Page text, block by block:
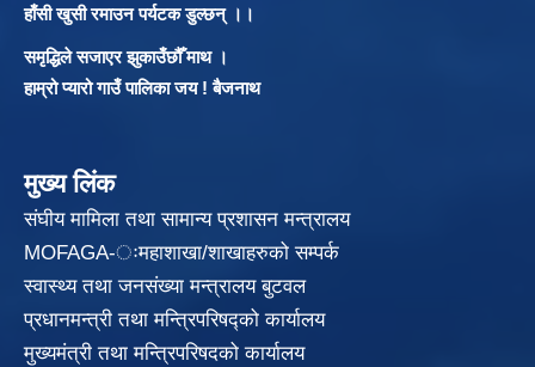
हाँसी खुसी रमाउन पर्यटक डुल्छन् ।।
समृद्धिले सजाएर झुकाउँछौँ माथ ।
हाम्रो प्यारो गाउँ पालिका जय ! बैजनाथ
मुख्य लिंक
संघीय मामिला तथा सामान्य प्रशासन मन्त्रालय
MOFAGA-ःमहाशाखा/शाखाहरुको सम्पर्क
स्वास्थ्य तथा जनसंख्या मन्त्रालय बुटवल
प्रधानमन्त्री तथा मन्त्रिपरिषद्को कार्यालय
मुख्यमंत्री तथा मन्त्रिपरिषदको कार्यालय